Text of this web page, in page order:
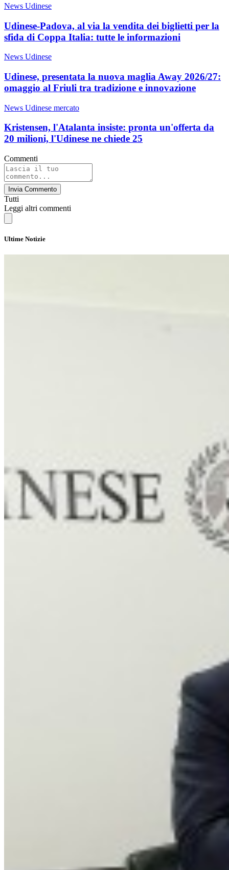
News Udinese
Udinese-Padova, al via la vendita dei biglietti per la
sfida di Coppa Italia: tutte le informazioni
News Udinese
Udinese, presentata la nuova maglia Away 2026/27:
omaggio al Friuli tra tradizione e innovazione
News Udinese mercato
Kristensen, l'Atalanta insiste: pronta un'offerta da
20 milioni, l'Udinese ne chiede 25
Commenti
Invia Commento
Tutti
Leggi altri commenti
Ultime Notizie